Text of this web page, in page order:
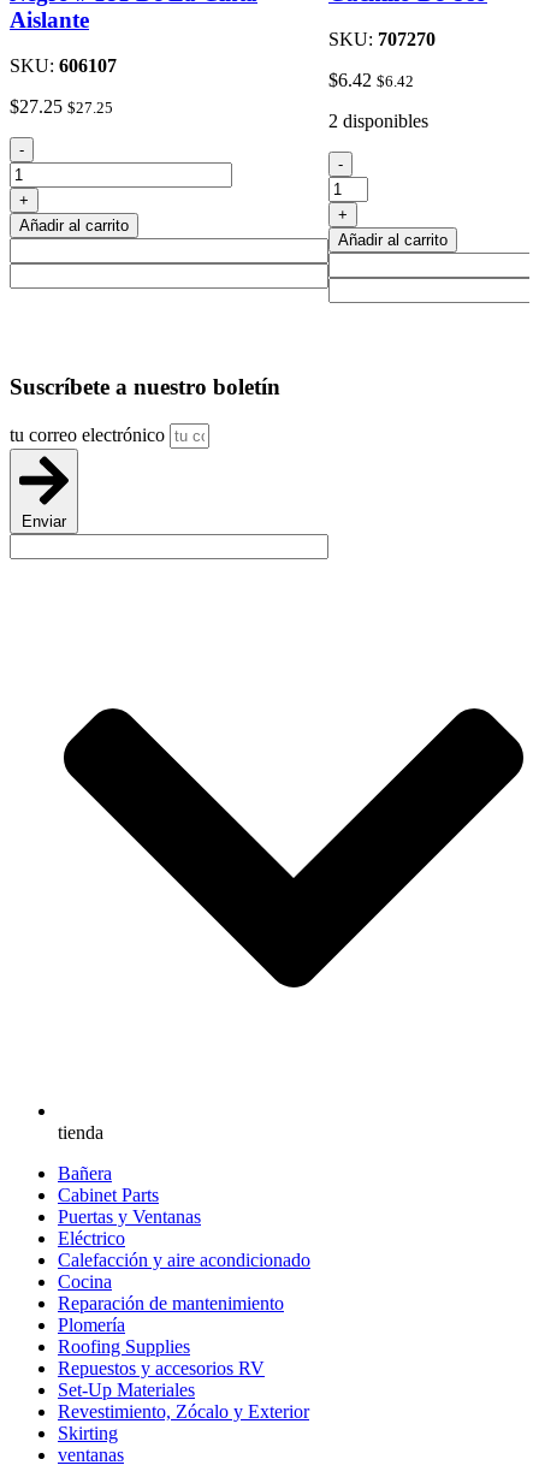
Aislante
SKU: 606107
$27.25 $27.25
Negro
#
181
De
La
-
+
Añadir al carrito
SKU: 707270
$6.42 $6.42
2 disponibles
Cuchillo
De
Uso
cantidad
-
+
Añadir al carrito
Suscríbete a nuestro boletín
tu correo electrónico
Enviar
tienda
Bañera
Cabinet Parts
Puertas y Ventanas
Eléctrico
Calefacción y aire acondicionado
Cocina
Reparación de mantenimiento
Plomería
Roofing Supplies
Repuestos y accesorios RV
Set-Up Materiales
Revestimiento, Zócalo y Exterior
Skirting
ventanas